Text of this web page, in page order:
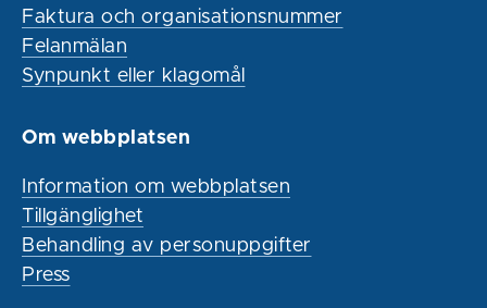
Faktura och organisationsnummer
Felanmälan
Synpunkt eller klagomål
Om webbplatsen
Information om webbplatsen
Tillgänglighet
Behandling av personuppgifter
Press